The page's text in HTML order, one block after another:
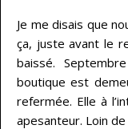
Je me disais que
ça, juste avant le
baissé.
boutique est
refermée. Elle à
apesanteur. Loin